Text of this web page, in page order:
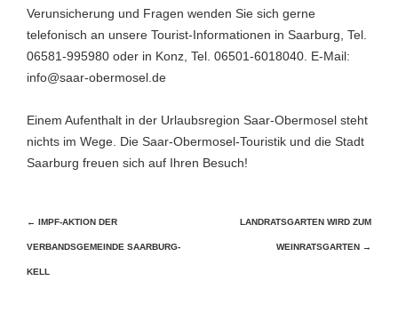
Verunsicherung und Fragen wenden Sie sich gerne
telefonisch an unsere Tourist-Informationen in Saarburg, Tel.
06581-995980 oder in Konz, Tel. 06501-6018040. E-Mail:
info@saar-obermosel.de
Einem Aufenthalt in der Urlaubsregion Saar-Obermosel steht
nichts im Wege. Die Saar-Obermosel-Touristik und die Stadt
Saarburg freuen sich auf Ihren Besuch!
Beitragsnavigation
← IMPF-AKTION DER
VERBANDSGEMEINDE SAARBURG-
KELL
LANDRATSGARTEN WIRD ZUM
WEINRATSGARTEN →